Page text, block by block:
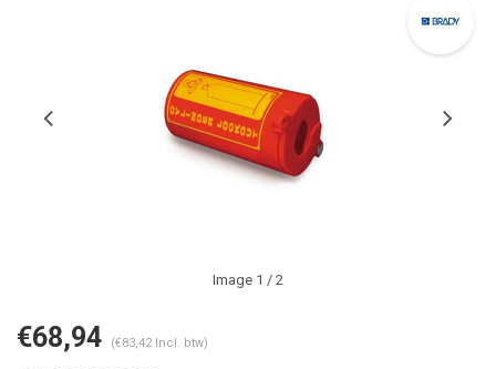
Image 1 / 2
€68,94 (€83,42 Incl. btw)